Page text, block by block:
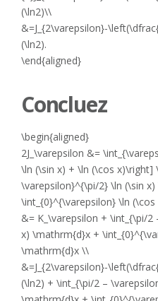
(\ln2)\\
&=J_{2\varepsilon}-
(\ln2).
\end{aligned}
Concluez
\begin{aligned}
2J_\varepsilon &=
\ln (\sin x) + \ln (\cos
\varepsilon}^{\pi/2} \ln (\sin
\int_{0}^{\varepsilon} \ln
&= K_\varepsilon + \int_{\pi/
x) \mathrm{d}x +
\mathrm{d}x \\
&=J_{2\varepsilon}-
(\ln2) + \int_{\pi/2 –